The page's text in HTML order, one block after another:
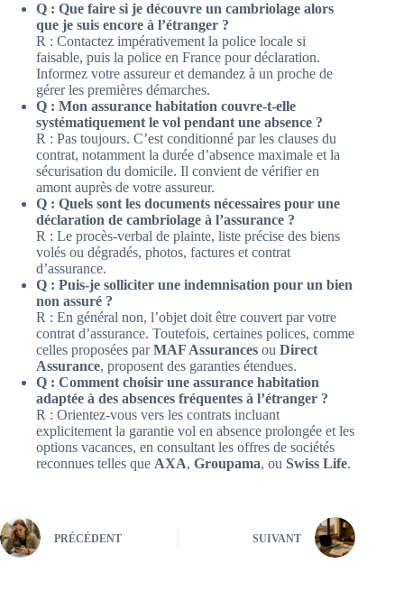
Q : Que faire si je découvre un cambriolage alors
que je suis encore à l’étranger ?
R : Contactez impérativement la police locale si
faisable, puis la police en France pour déclaration.
Informez votre assureur et demandez à un proche de
gérer les premières démarches.
Q : Mon assurance habitation couvre-t-elle
systématiquement le vol pendant une absence ?
R : Pas toujours. C’est conditionné par les clauses du
contrat, notamment la durée d’absence maximale et la
sécurisation du domicile. Il convient de vérifier en
amont auprès de votre assureur.
Q : Quels sont les documents nécessaires pour une
déclaration de cambriolage à l’assurance ?
R : Le procès-verbal de plainte, liste précise des biens
volés ou dégradés, photos, factures et contrat
d’assurance.
Q : Puis-je solliciter une indemnisation pour un bien
non assuré ?
R : En général non, l’objet doit être couvert par votre
contrat d’assurance. Toutefois, certaines polices, comme
celles proposées parMAF Assurances ou Direct
Assurance, proposent des garanties étendues.
Q : Comment choisir une assurance habitation
adaptée à des absences fréquentes à l’étranger ?
R : Orientez-vous vers les contrats incluant
explicitement la garantie vol en absence prolongée et les
options vacances, en consultant les offres de sociétés
reconnues telles que AXA, Groupama, ou Swiss Life.
PRÉCÉDENT SUIVANT